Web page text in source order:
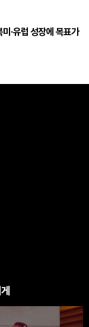
·유럽 성장에 목표가